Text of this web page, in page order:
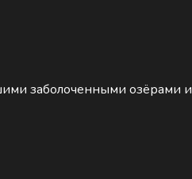
заболоченными озёрами и